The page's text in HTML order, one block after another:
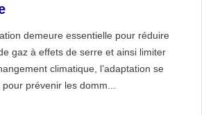
demeure essentielle pour réduire
gaz à effets de serre et ainsi limiter
climatique, l’adaptation se
prévenir les domm...